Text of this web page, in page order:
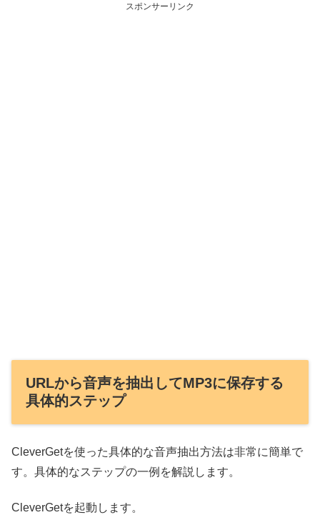
スポンサーリンク
URLから音声を抽出してMP3に保存する
具体的ステップ
CleverGetを使った具体的な音声抽出方法は非常に簡単で
す。具体的なステップの一例を解説します。
CleverGetを起動します。